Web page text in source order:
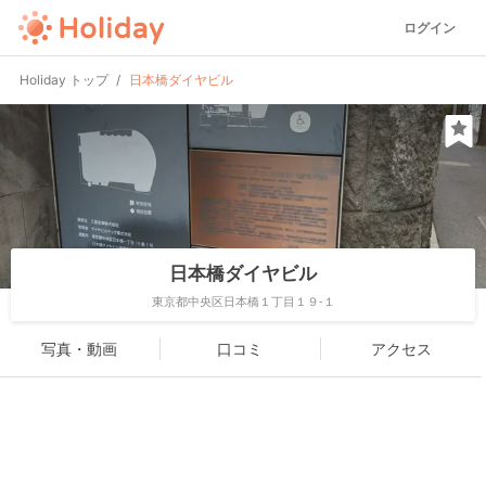
ログイン
Holiday トップ 日本橋ダイヤビル
日本橋ダイヤビル
東京都中央区日本橋１丁目１９-１
写真・動画 口コミ アクセス